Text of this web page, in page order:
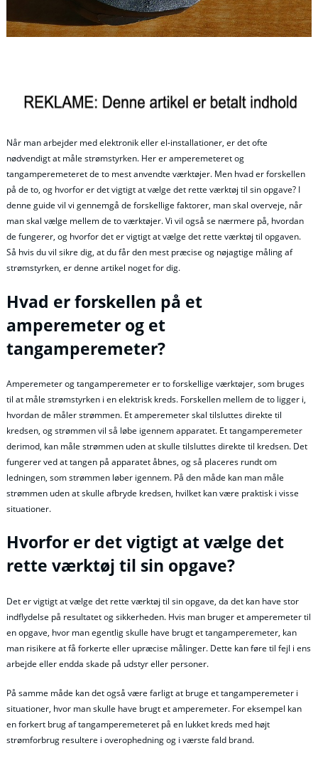
Når man arbejder med elektronik eller el-installationer, er det ofte
nødvendigt at måle strømstyrken. Her er amperemeteret og
tangamperemeteret de to mest anvendte værktøjer. Men hvad er forskellen
på de to, og hvorfor er det vigtigt at vælge det rette værktøj til sin opgave? I
denne guide vil vi gennemgå de forskellige faktorer, man skal overveje, når
man skal vælge mellem de to værktøjer. Vi vil også se nærmere på, hvordan
de fungerer, og hvorfor det er vigtigt at vælge det rette værktøj til opgaven.
Så hvis du vil sikre dig, at du får den mest præcise og nøjagtige måling af
strømstyrken, er denne artikel noget for dig.
Hvad er forskellen på et
amperemeter og et
tangamperemeter?
Amperemeter og tangamperemeter er to forskellige værktøjer, som bruges
til at måle strømstyrken i en elektrisk kreds. Forskellen mellem de to ligger i,
hvordan de måler strømmen. Et amperemeter skal tilsluttes direkte til
kredsen, og strømmen vil så løbe igennem apparatet. Et tangamperemeter
derimod, kan måle strømmen uden at skulle tilsluttes direkte til kredsen. Det
fungerer ved at tangen på apparatet åbnes, og så placeres rundt om
ledningen, som strømmen løber igennem. På den måde kan man måle
strømmen uden at skulle afbryde kredsen, hvilket kan være praktisk i visse
situationer.
Hvorfor er det vigtigt at vælge det
rette værktøj til sin opgave?
Det er vigtigt at vælge det rette værktøj til sin opgave, da det kan have stor
indflydelse på resultatet og sikkerheden. Hvis man bruger et amperemeter til
en opgave, hvor man egentlig skulle have brugt et tangamperemeter, kan
man risikere at få forkerte eller upræcise målinger. Dette kan føre til fejl i ens
arbejde eller endda skade på udstyr eller personer.
På samme måde kan det også være farligt at bruge et tangamperemeter i
situationer, hvor man skulle have brugt et amperemeter. For eksempel kan
en forkert brug af tangamperemeteret på en lukket kreds med højt
strømforbrug resultere i overophedning og i værste fald brand.